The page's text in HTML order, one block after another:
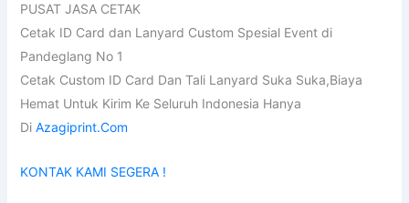
PUSAT JASA CETAK
Cetak ID Card dan Lanyard Custom Spesial Event di
Pandeglang No 1
Cetak Custom ID Card Dan Tali Lanyard Suka Suka,Biaya
Hemat Untuk Kirim Ke Seluruh Indonesia Hanya
Di Azagiprint.Com
KONTAK KAMI SEGERA !